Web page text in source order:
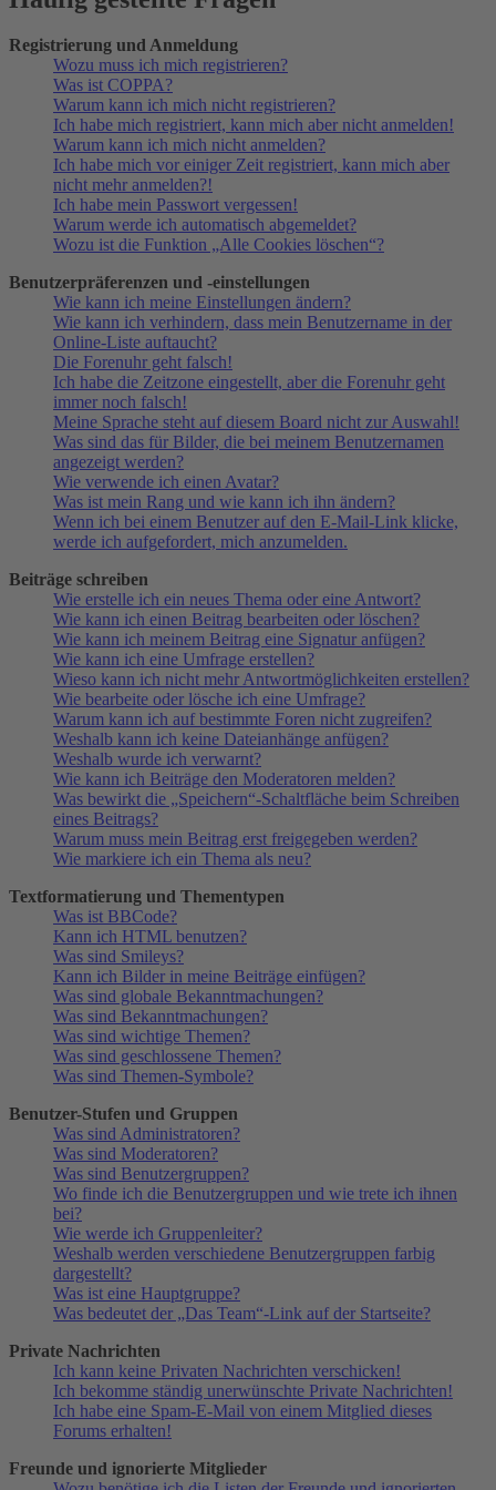
Registrierung und Anmeldung
Wozu muss ich mich registrieren?
Was ist COPPA?
Warum kann ich mich nicht registrieren?
Ich habe mich registriert, kann mich aber nicht anmelden!
Warum kann ich mich nicht anmelden?
Ich habe mich vor einiger Zeit registriert, kann mich aber
nicht mehr anmelden?!
Ich habe mein Passwort vergessen!
Warum werde ich automatisch abgemeldet?
Wozu ist die Funktion „Alle Cookies löschen“?
Benutzerpräferenzen und -einstellungen
Wie kann ich meine Einstellungen ändern?
Wie kann ich verhindern, dass mein Benutzername in der
Online-Liste auftaucht?
Die Forenuhr geht falsch!
Ich habe die Zeitzone eingestellt, aber die Forenuhr geht
immer noch falsch!
Meine Sprache steht auf diesem Board nicht zur Auswahl!
Was sind das für Bilder, die bei meinem Benutzernamen
angezeigt werden?
Wie verwende ich einen Avatar?
Was ist mein Rang und wie kann ich ihn ändern?
Wenn ich bei einem Benutzer auf den E-Mail-Link klicke,
werde ich aufgefordert, mich anzumelden.
Beiträge schreiben
Wie erstelle ich ein neues Thema oder eine Antwort?
Wie kann ich einen Beitrag bearbeiten oder löschen?
Wie kann ich meinem Beitrag eine Signatur anfügen?
Wie kann ich eine Umfrage erstellen?
Wieso kann ich nicht mehr Antwortmöglichkeiten erstellen?
Wie bearbeite oder lösche ich eine Umfrage?
Warum kann ich auf bestimmte Foren nicht zugreifen?
Weshalb kann ich keine Dateianhänge anfügen?
Weshalb wurde ich verwarnt?
Wie kann ich Beiträge den Moderatoren melden?
Was bewirkt die „Speichern“-Schaltfläche beim Schreiben
eines Beitrags?
Warum muss mein Beitrag erst freigegeben werden?
Wie markiere ich ein Thema als neu?
Textformatierung und Thementypen
Was ist BBCode?
Kann ich HTML benutzen?
Was sind Smileys?
Kann ich Bilder in meine Beiträge einfügen?
Was sind globale Bekanntmachungen?
Was sind Bekanntmachungen?
Was sind wichtige Themen?
Was sind geschlossene Themen?
Was sind Themen-Symbole?
Benutzer-Stufen und Gruppen
Was sind Administratoren?
Was sind Moderatoren?
Was sind Benutzergruppen?
Wo finde ich die Benutzergruppen und wie trete ich ihnen
bei?
Wie werde ich Gruppenleiter?
Weshalb werden verschiedene Benutzergruppen farbig
dargestellt?
Was ist eine Hauptgruppe?
Was bedeutet der „Das Team“-Link auf der Startseite?
Private Nachrichten
Ich kann keine Privaten Nachrichten verschicken!
Ich bekomme ständig unerwünschte Private Nachrichten!
Ich habe eine Spam-E-Mail von einem Mitglied dieses
Forums erhalten!
Freunde und ignorierte Mitglieder